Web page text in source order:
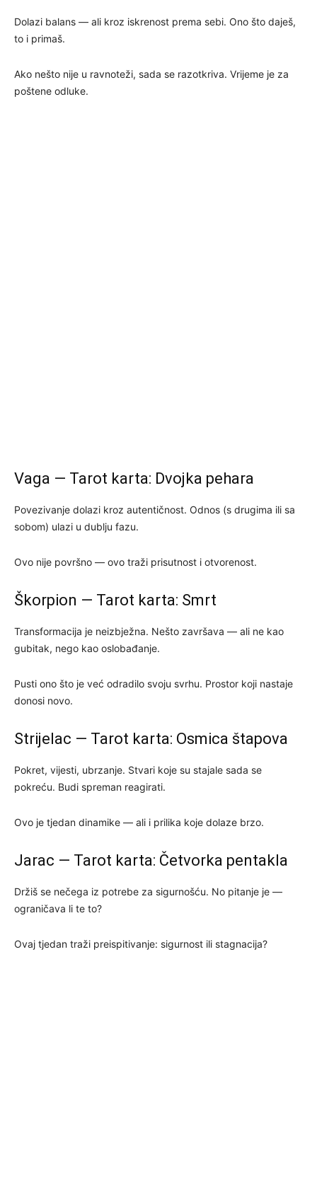
Dolazi balans — ali kroz iskrenost prema sebi. Ono što daješ,
to i primaš.
Ako nešto nije u ravnoteži, sada se razotkriva. Vrijeme je za
poštene odluke.
Vaga — Tarot karta: Dvojka pehara
Povezivanje dolazi kroz autentičnost. Odnos (s drugima ili sa
sobom) ulazi u dublju fazu.
Ovo nije površno — ovo traži prisutnost i otvorenost.
Škorpion — Tarot karta: Smrt
Transformacija je neizbježna. Nešto završava — ali ne kao
gubitak, nego kao oslobađanje.
Pusti ono što je već odradilo svoju svrhu. Prostor koji nastaje
donosi novo.
Strijelac — Tarot karta: Osmica štapova
Pokret, vijesti, ubrzanje. Stvari koje su stajale sada se
pokreću. Budi spreman reagirati.
Ovo je tjedan dinamike — ali i prilika koje dolaze brzo.
Jarac — Tarot karta: Četvorka pentakla
Držiš se nečega iz potrebe za sigurnošću. No pitanje je —
ograničava li te to?
Ovaj tjedan traži preispitivanje: sigurnost ili stagnacija?